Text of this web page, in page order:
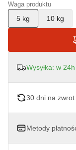
Waga produktu
5 kg 10 kg
Wysyłka: w 24h
30 dni na zwrot
Metody